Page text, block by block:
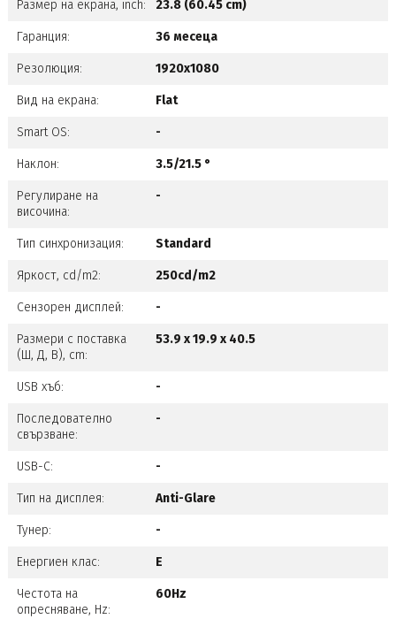
Размер на екрана, inch: 23.8 (60.45 cm)
Гаранция: 36 месеца
Резолюция: 1920x1080
Вид на екрана: Flat
Smart OS: -
Наклон: 3.5/21.5 °
Регулиране на
височина:
-
Тип синхронизация: Standard
Яркост, cd/m2: 250cd/m2
Сензорен дисплей: -
Размери с поставка
(Ш, Д, В), cm:
53.9 x 19.9 x 40.5
USB хъб: -
Последователно
свързване:
-
USB-C: -
Тип на дисплея: Anti-Glare
Тунер: -
Енергиен клас: Е
Честота на
опресняване, Hz:
60Hz